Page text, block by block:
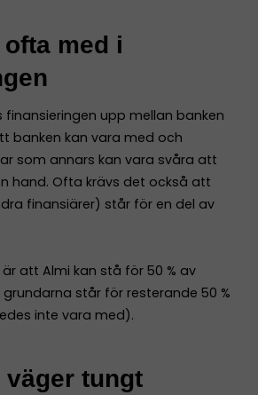
med i
upp mellan banken
banken kan vara med och
som annars kan vara svåra att
hand. Ofta krävs det också att
finansiärer) står för en del av
att Almi kan stå för 50 % av
står för resterande 50 %
inte vara med).
tungt